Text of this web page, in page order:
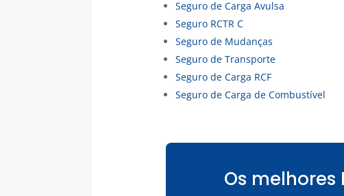
Seguro de Carga Avulsa
Seguro RCTR C
Seguro de Mudanças
Seguro de Transporte
Seguro de Carga RCF
Seguro de Carga de Combustível
Os